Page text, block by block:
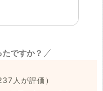
ですか？
人が評価）